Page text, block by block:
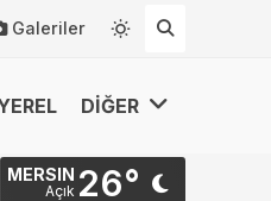
Galeriler
DİĞER
MERSIN
Açık 26°